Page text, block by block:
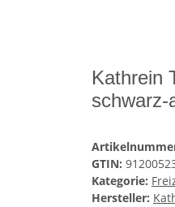
Kathrein
schwarz-
GTIN:
Kategorie:
Hersteller: